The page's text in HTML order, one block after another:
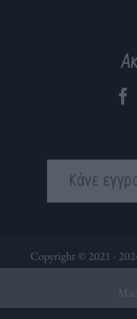
Κάνε
Copyright © 2021 -